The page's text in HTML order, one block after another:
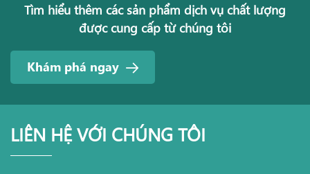
Tìm hiểu thêm các sản phẩm dịch vụ chất lượng
được cung cấp từ chúng tôi
Khám phá ngay
LIÊN HỆ VỚI CHÚNG TÔI